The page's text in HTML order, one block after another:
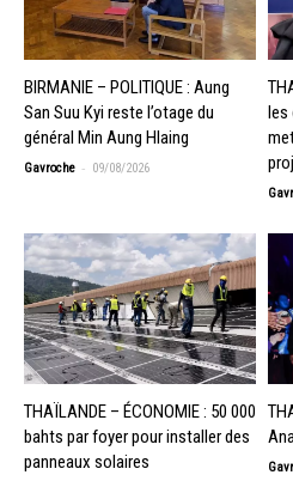
BIRMANIE – POLITIQUE : Aung
San Suu Kyi reste l’otage du
général Min Aung Hlaing
Gavroche - 09/08/2026
les
THAÏLANDE – ÉCONOMIE : 50 000
bahts par foyer pour installer des
panneaux solaires